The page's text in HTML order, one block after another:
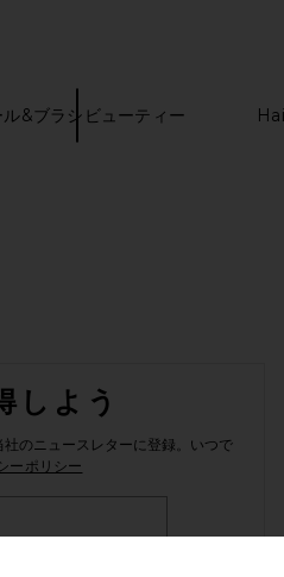
ル&ブラシビューティー
しよう
のニュースレターに登録。いつで
ーポリシー